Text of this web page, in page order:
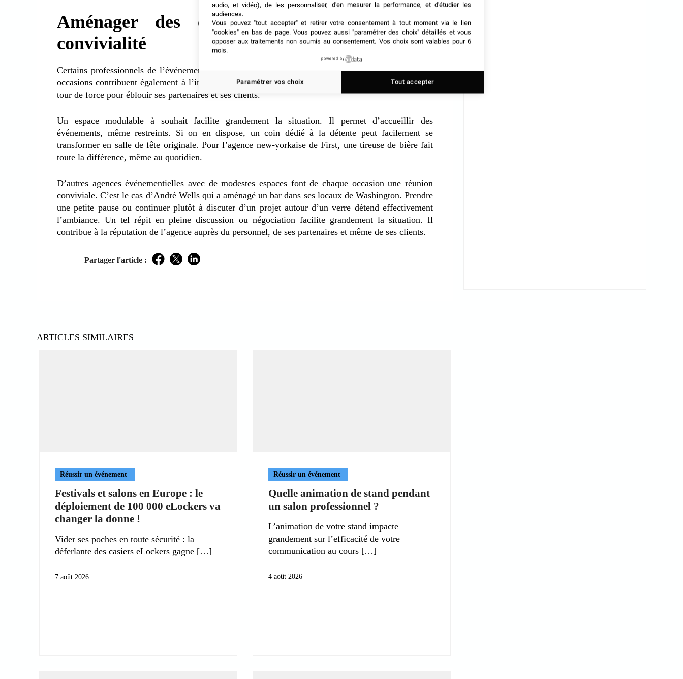
Aménager des espaces de détente et de
convivialité
Certains professionnels de l’événementiel disposent d’un espace pour divers événements. De telles
occasions contribuent également à l’image de marque d’une agence. Il faut à chaque fois réussir un
tour de force pour éblouir ses partenaires et ses clients.
Un espace modulable à souhait facilite grandement la situation. Il permet d’accueillir des
événements, même restreints. Si on en dispose, un coin dédié à la détente peut facilement se
transformer en salle de fête originale. Pour l’agence new-yorkaise de First, une tireuse de bière fait
toute la différence, même au quotidien.
D’autres agences événementielles avec de modestes espaces font de chaque occasion une réunion
conviviale. C’est le cas d’André Wells qui a aménagé un bar dans ses locaux de Washington. Prendre
une petite pause ou continuer plutôt à discuter d’un projet autour d’un verre détend effectivement
l’ambiance. Un tel répit en pleine discussion ou négociation facilite grandement la situation. Il
contribue à la réputation de l’agence auprès du personnel, de ses partenaires et même de ses clients.
Partager l'article : Facebook
TwitterLinkedIn
ARTICLES SIMILAIRES
Réussir un événement
Festivals et salons en Europe : le
déploiement de 100 000 eLockers va
changer la donne !
Vider ses poches en toute sécurité : la
déferlante des casiers eLockers gagne
7 août 2026
Réussir un événement
Quelle animation de stand pendant
un salon professionnel ?
L’animation de votre stand impacte
grandement sur l’efficacité de votre
communication au cours
4 août 2026
audio, et vidéo), de les personnaliser, d'en mesurer la performance, et d'étudier les
audiences.
Vous pouvez "tout accepter" et retirer votre consentement à tout moment via le lien
"cookies" en bas de page. Vous pouvez aussi "paramétrer des choix" détaillés et vous
opposer aux traitements non soumis au consentement. Vos choix sont valables pour 6
mois.
powered by
Paramétrer vos choix Tout accepter